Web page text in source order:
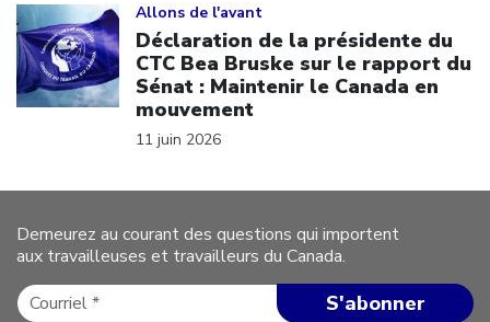
Allons de l'avant
Déclaration de la présidente du
CTC Bea Bruske sur le rapport du
Sénat : Maintenir le Canada en
mouvement
11 juin 2026
Demeurez au courant des questions qui importent
aux travailleuses et travailleurs du Canada.